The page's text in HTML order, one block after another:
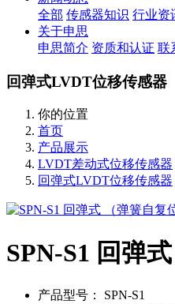
全部 传感器知识 行业资
关于申思
申思简介 资质和认证 联
回弹式LVDT位移传感器
你的位置
首页
产品展示
LVDT差动式位移传感器
回弹式LVDT位移传感器
SPN-S1 回弹
产品型号：
SPN-S1